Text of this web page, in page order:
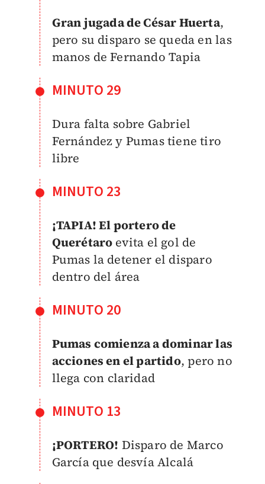
Gran jugada de César Huerta,
pero su disparo se queda en las
manos de Fernando Tapia
MINUTO 29
Dura falta sobre Gabriel
Fernández y Pumas tiene tiro
libre
MINUTO 23
¡TAPIA! El portero de
Querétaro evita el gol de
Pumas la detener el disparo
dentro del área
MINUTO 20
Pumas comienza a dominar las
acciones en el partido, pero no
llega con claridad
MINUTO 13
¡PORTERO! Disparo de Marco
García que desvía Alcalá